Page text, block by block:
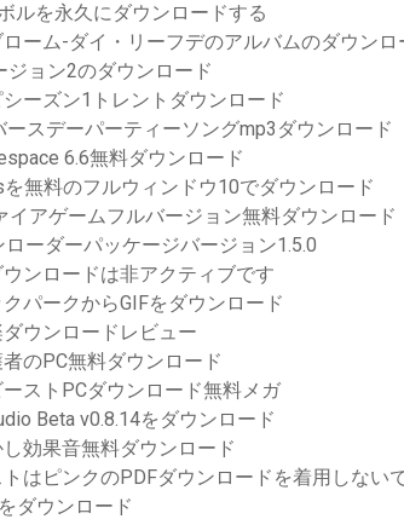
ルを永久にダウンロードする
ーム-ダイ・リーフデのアルバムのダウンロ
ジョン2のダウンロード
シーズン1トレントダウンロード
ースデーパーティーソングmp3ダウンロード
6.6無料ダウンロード
無料のフルウィンドウ10でダウンロード
イアゲームフルバージョン無料ダウンロード
ローダーパッケージバージョン1.5.0
ウンロードは非アクティブです
パークからGIFをダウンロード
ウンロードレビュー
のPC無料ダウンロード
ストPCダウンロード無料メガ
Beta v0.8.14をダウンロード
効果音無料ダウンロード
はピンクのPDFダウンロードを着用しない
ダウンロード